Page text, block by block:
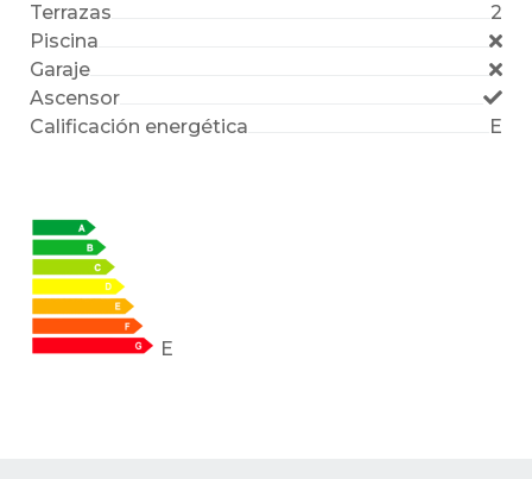
Terrazas
2
Piscina
Garaje
Ascensor
Calificación energética
E
E